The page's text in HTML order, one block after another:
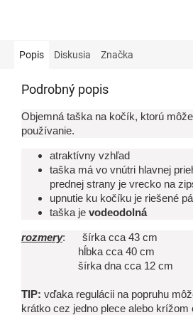
Popis Diskusia Značka
Podrobný popis
Objemná taška na kočík, ktorú
používanie.
atraktívny vzhľad
taška má vo vnútri hlavnej
prednej strany je vrecko na
upnutie ku kočíku je riešené
taška je vodeodolná
rozmery: šírka cca 43 cm
hĺbka cca 40 cm
šírka dna cca 12 cm
TIP: vďaka regulácii na popruhu
krátko cez jedno plece alebo krížom